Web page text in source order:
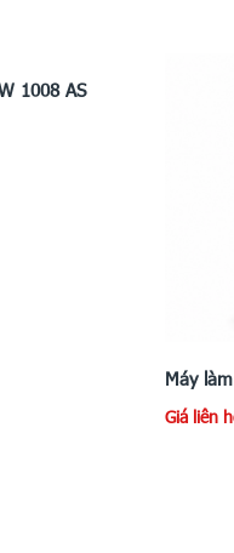
1008 AS
Máy
Giá liên